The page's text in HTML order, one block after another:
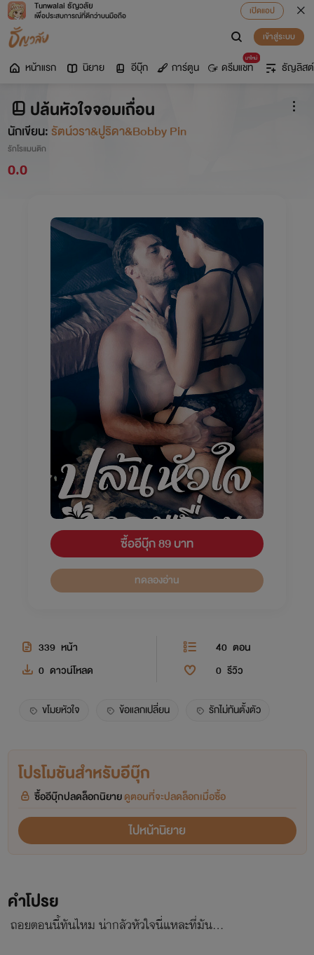
Tunwalai ธัญวลัย
เพื่อประสบการณ์ที่ดีกว่าบนมือถือ
เปิดแอป
เข้าสู่ระบบ
หน้าแรก นิยาย อีบุ๊ก การ์ตูน
มาใหม่
ดรีมแชท ธัญลิสต์
ปล้นหัวใจจอมเถื่อน
นักเขียน:รัตน์วรา&ปูริดา&Bobby Pin
รักโรแมนติก
0.0
ซื้ออีบุ๊ก 89 บาท
ทดลองอ่าน
339 หน้า 40 ตอน
0 ดาวน์โหลด 0 รีวิว
ขโมยหัวใจ ข้อแลกเปลี่ยน รักไม่ทันตั้งตัว
โปรโมชันสำหรับอีบุ๊ก
ซื้ออีบุ๊กปลดล็อกนิยายดูตอนที่จะปลดล็อกเมื่อซื้อ
ไปหน้านิยาย
คำโปรย
ถอยตอนนี้ทันไหม น่ากลัวหัวใจนี่แหละที่มัน...